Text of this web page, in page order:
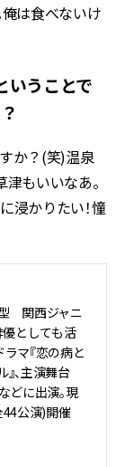
は食べないけ
いうことで
か？(笑)温泉
もいいなあ。
浸かりたい！憧
関西ジャニ
優としても活
ラマ『恋の病と
』、主演舞台
どに出演。現
44公演)開催